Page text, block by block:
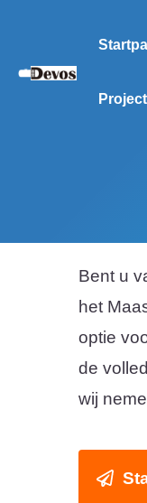
de
Bent u
het
optie
de
wij